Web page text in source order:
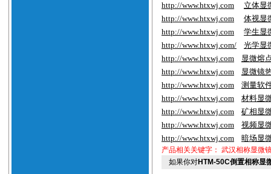
http://www.htxwj.com
立体显
http://www.htxwj.com
体视显
http://www.htxwj.com
学生显
http://www.htxwj.com/
光学显
http://www.htxwj.com
显微熔
http://www.htxwj.com
显微镜
http://www.htxwj.com
测量软
http://www.htxwj.com
材料显
http://www.htxwj.com
矿相显
http://www.htxwj.com
视频显
http://www.htxwj.com
暗场显
产品相关关键字： 武汉相称显微
如果你对HTM-50C倒置相称显